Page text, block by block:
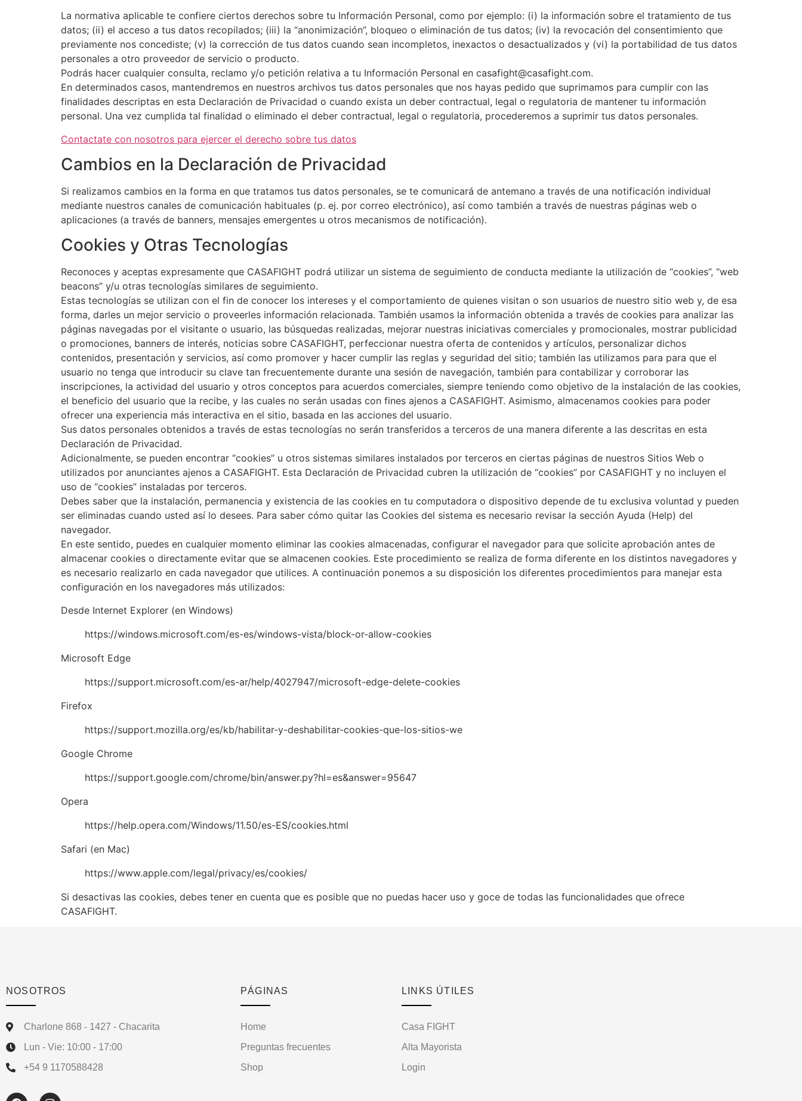
La normativa aplicable te confiere ciertos derechos sobre tu Información Personal, como por ejemplo: (i) la información sobre el tratamiento de tus
datos; (ii) el acceso a tus datos recopilados; (iii) la “anonimización”, bloqueo o eliminación de tus datos; (iv) la revocación del consentimiento que
previamente nos concediste; (v) la corrección de tus datos cuando sean incompletos, inexactos o desactualizados y (vi) la portabilidad de tus datos
personales a otro proveedor de servicio o producto.
Podrás hacer cualquier consulta, reclamo y/o petición relativa a tu Información Personal en casafight@casafight.com.
En determinados casos, mantendremos en nuestros archivos tus datos personales que nos hayas pedido que suprimamos para cumplir con las
finalidades descriptas en esta Declaración de Privacidad o cuando exista un deber contractual, legal o regulatoria de mantener tu información
personal. Una vez cumplida tal finalidad o eliminado el deber contractual, legal o regulatoria, procederemos a suprimir tus datos personales.
Contactate con nosotros para ejercer el derecho sobre tus datos
Cambios en la Declaración de Privacidad
Si realizamos cambios en la forma en que tratamos tus datos personales, se te comunicará de antemano a través de una notificación individual
mediante nuestros canales de comunicación habituales (p. ej. por correo electrónico), así como también a través de nuestras páginas web o
aplicaciones (a través de banners, mensajes emergentes u otros mecanismos de notificación).
Cookies y Otras Tecnologías
Reconoces y aceptas expresamente que CASAFIGHT podrá utilizar un sistema de seguimiento de conducta mediante la utilización de “cookies”, “web
beacons” y/u otras tecnologías similares de seguimiento.
Estas tecnologías se utilizan con el fin de conocer los intereses y el comportamiento de quienes visitan o son usuarios de nuestro sitio web y, de esa
forma, darles un mejor servicio o proveerles información relacionada. También usamos la información obtenida a través de cookies para analizar las
páginas navegadas por el visitante o usuario, las búsquedas realizadas, mejorar nuestras iniciativas comerciales y promocionales, mostrar publicidad
o promociones, banners de interés, noticias sobre CASAFIGHT, perfeccionar nuestra oferta de contenidos y artículos, personalizar dichos
contenidos, presentación y servicios, así como promover y hacer cumplir las reglas y seguridad del sitio; también las utilizamos para para que el
usuario no tenga que introducir su clave tan frecuentemente durante una sesión de navegación, también para contabilizar y corroborar las
inscripciones, la actividad del usuario y otros conceptos para acuerdos comerciales, siempre teniendo como objetivo de la instalación de las cookies,
el beneficio del usuario que la recibe, y las cuales no serán usadas con fines ajenos a CASAFIGHT. Asimismo, almacenamos cookies para poder
ofrecer una experiencia más interactiva en el sitio, basada en las acciones del usuario.
Sus datos personales obtenidos a través de estas tecnologías no serán transferidos a terceros de una manera diferente a las descritas en esta
Declaración de Privacidad.
Adicionalmente, se pueden encontrar “cookies” u otros sistemas similares instalados por terceros en ciertas páginas de nuestros Sitios Web o
utilizados por anunciantes ajenos a CASAFIGHT. Esta Declaración de Privacidad cubren la utilización de “cookies” por CASAFIGHT y no incluyen el
uso de “cookies” instaladas por terceros.
Debes saber que la instalación, permanencia y existencia de las cookies en tu computadora o dispositivo depende de tu exclusiva voluntad y pueden
ser eliminadas cuando usted así lo desees. Para saber cómo quitar las Cookies del sistema es necesario revisar la sección Ayuda (Help) del
navegador.
En este sentido, puedes en cualquier momento eliminar las cookies almacenadas, configurar el navegador para que solicite aprobación antes de
almacenar cookies o directamente evitar que se almacenen cookies. Este procedimiento se realiza de forma diferente en los distintos navegadores y
es necesario realizarlo en cada navegador que utilices. A continuación ponemos a su disposición los diferentes procedimientos para manejar esta
configuración en los navegadores más utilizados:
Desde Internet Explorer (en Windows)
https://windows.microsoft.com/es-es/windows-vista/block-or-allow-cookies
Microsoft Edge
https://support.microsoft.com/es-ar/help/4027947/microsoft-edge-delete-cookies
Firefox
https://support.mozilla.org/es/kb/habilitar-y-deshabilitar-cookies-que-los-sitios-we
Google Chrome
https://support.google.com/chrome/bin/answer.py?hl=es&answer=95647
Opera
https://help.opera.com/Windows/11.50/es-ES/cookies.html
Safari (en Mac)
https://www.apple.com/legal/privacy/es/cookies/
Si desactivas las cookies, debes tener en cuenta que es posible que no puedas hacer uso y goce de todas las funcionalidades que ofrece
CASAFIGHT.
NOSOTROS
Charlone 868 - 1427 - Chacarita
Lun - Vie: 10:00 - 17:00
+54 9 1170588428
PÁGINAS
Home
Preguntas frecuentes
Shop
LINKS ÚTILES
Casa FIGHT
Alta Mayorista
Login